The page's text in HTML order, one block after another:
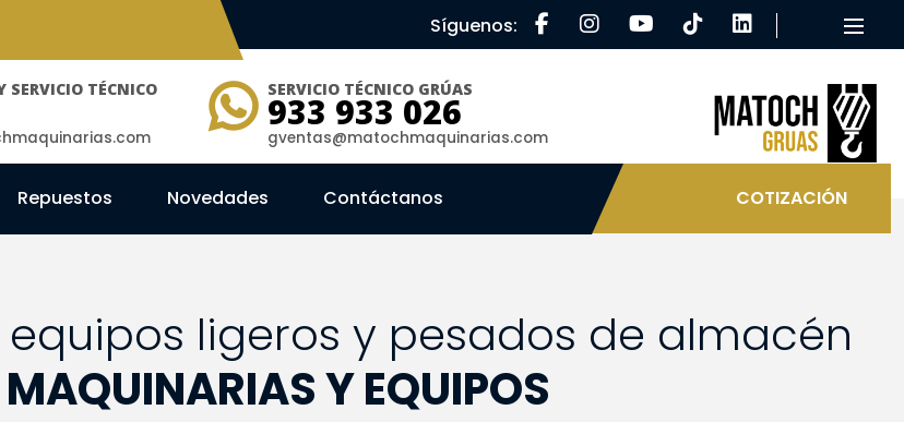
Síguenos:
SERVICIO TÉCNICO SERVICIO TÉCNICO GRÚAS
933 933 026
gventas@matochmaquinarias.com
Repuestos Novedades Contáctanos COTIZACIÓN
ligeros y pesados de almacén
Y EQUIPOS